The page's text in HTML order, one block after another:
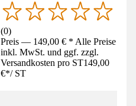
(0)
Preis — 149,00 € * Alle Preise
inkl. MwSt. und ggf. zzgl.
Versandkosten pro ST149,00
€*/ ST